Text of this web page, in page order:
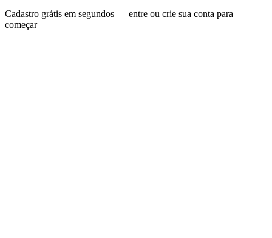
Cadastro grátis em segundos — entre ou crie sua conta para
começar